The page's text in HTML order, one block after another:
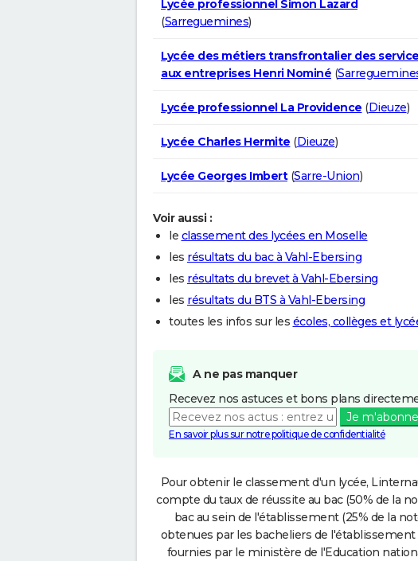
Lycée professionnel Simon Lazard
(Sarreguemines)
Lycée des métiers transfrontalier des
aux entreprises Henri Nominé (
Lycée professionnel La Providence (Dieuze)
Lycée Charles Hermite (Dieuze)
Lycée Georges Imbert(Sarre-Union)
Voir aussi :
le classement des lycées en Moselle
les résultats du bac à Vahl-Ebersing
les résultats du brevet à Vahl-Ebersing
les résultats du BTS à Vahl-Ebersing
toutes les infos sur les écoles, collèges et
A ne pas manquer
Recevez nos astuces et bons plans
Je m'abonne
En savoir plus sur notre politique de confidentialité
Pour obtenir le classement d'un lycée,
compte du taux de réussite au bac (50% de la
bac au sein de l'établissement (25% de la
obtenues par les bacheliers de l'établissement
fournies par le ministère de l'Education